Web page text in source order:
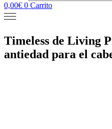
0,00€ 0 Carrito
Timeless de Living
antiedad para el